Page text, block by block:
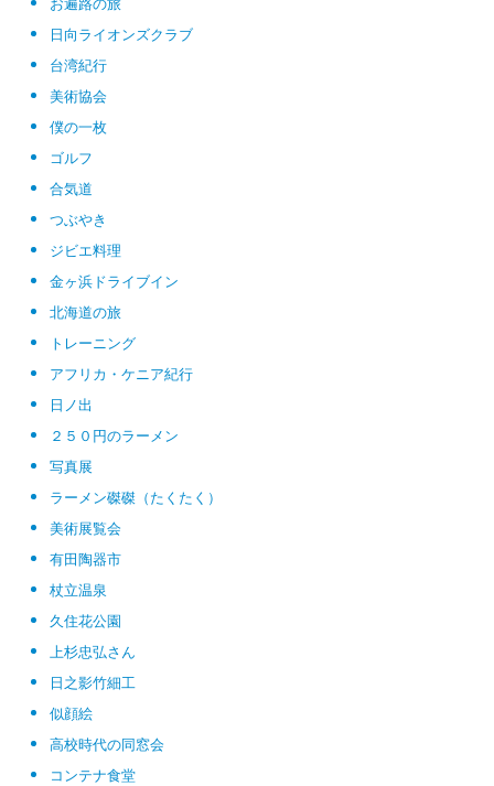
日向ライオンズクラブ
台湾紀行
美術協会
僕の一枚
ゴルフ
合気道
つぶやき
ジビエ料理
金ヶ浜ドライブイン
北海道の旅
トレーニング
アフリカ・ケニア紀行
日ノ出
２５０円のラーメン
写真展
ラーメン磔磔（たくたく）
美術展覧会
有田陶器市
杖立温泉
久住花公園
上杉忠弘さん
日之影竹細工
似顔絵
高校時代の同窓会
コンテナ食堂